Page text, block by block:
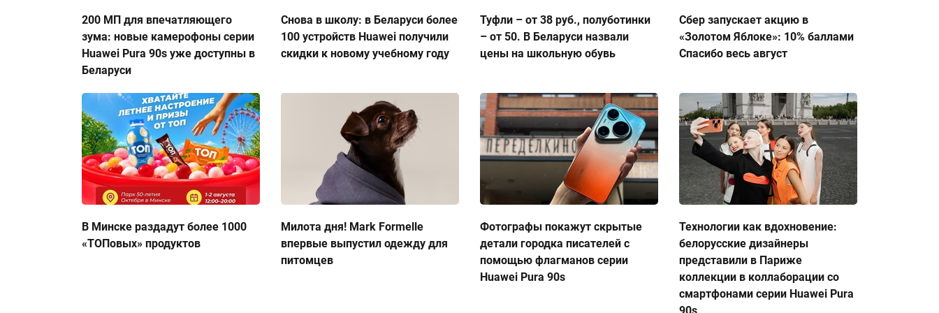
200 МП для впечатляющего
зума: новые камерофоны серии
Huawei Pura 90s уже доступны в
Беларуси
Снова в школу: в Беларуси более
100 устройств Huawei получили
скидки к новому учебному году
Туфли – от 38 руб., полуботинки
– от 50. В Беларуси назвали
цены на школьную обувь
Сбер запускает акцию в
«Золотом Яблоке»: 10% баллами
Спасибо весь август
В Минске раздадут более 1000
«ТОПовых» продуктов
Милота дня! Mark Formelle
впервые выпустил одежду для
питомцев
Фотографы покажут скрытые
детали городка писателей с
помощью флагманов серии
Huawei Pura 90s
Технологии как вдохновение:
белорусские дизайнеры
представили в Париже
коллекции в коллаборации со
смартфонами серии Huawei Pura